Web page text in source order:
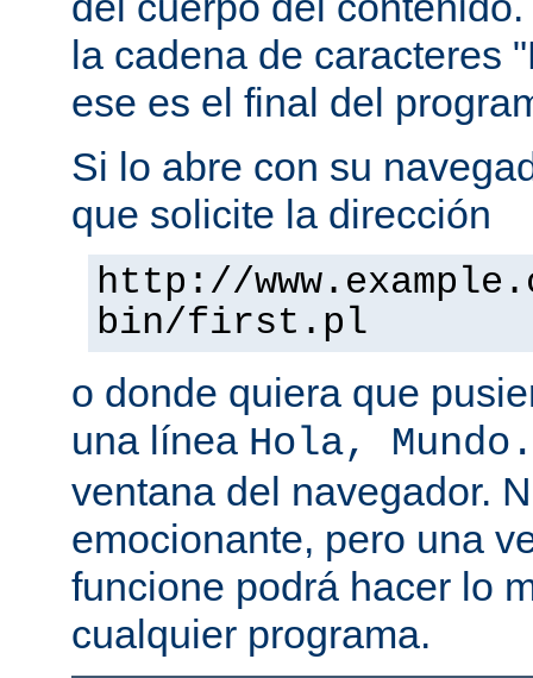
la cadena de caracteres
ese es el final del
Si lo abre con su
que solicite la dirección
http://
bin/first.pl
o donde quiera que
una línea Hola, Mundo.
ventana del navegador.
emocionante, pero una
funcione podrá hacer lo
cualquier programa.